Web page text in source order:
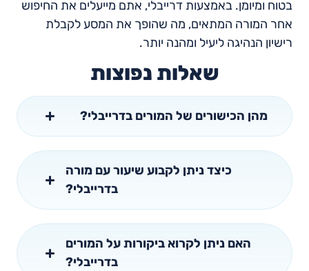
בטוח ומיומן. באמצעות דרייבלי, אתם מייעלים את החיפוש
אחר המורה המתאים, מה שהופך את המסע לקבלת
רישיון הנהיגה ליעיל ומהנה יותר.
שאלות נפוצות
מהן הכישורים של המורים בדרייבלי?
כיצד ניתן לקבוע שיעור עם מורה
בדרייבלי?
האם ניתן לקרוא ביקורות על המורים
בדרייבלי?